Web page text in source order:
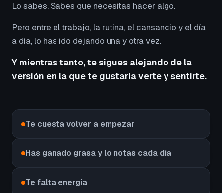
Lo sabes. Sabes que necesitas hacer algo.
Pero entre el trabajo, la rutina, el cansancio y el día
a día, lo has ido dejando una y otra vez.
Y mientras tanto, te sigues alejando de la
versión en la que te gustaría verte y sentirte.
Te cuesta volver a empezar
Has ganado grasa y lo notas cada día
Te falta energía